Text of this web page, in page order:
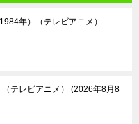
年）（テレビアニメ）
テレビアニメ）
2026年8月8